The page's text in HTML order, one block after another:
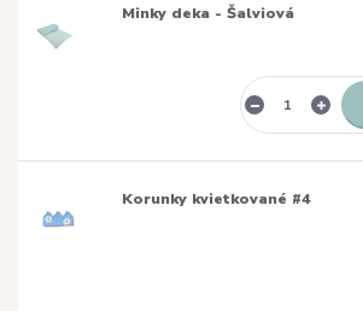
Minky deka - Šalviová
Korunky kvietkované #4